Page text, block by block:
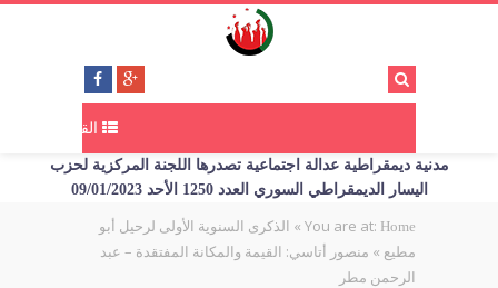
القائمة
مدنية ديمقراطية عدالة اجتماعية تصدرها اللجنة المركزية لحزب
اليسار الديمقراطي السوري العدد 1250 الأحد 09/01/2023
You are at: Home
» الذكرى السنوية الأولى لرحيل أبو
مطيع » منصور أتاسي: القيمة والمكانة المفتقدة – عبد
الرحمن مطر